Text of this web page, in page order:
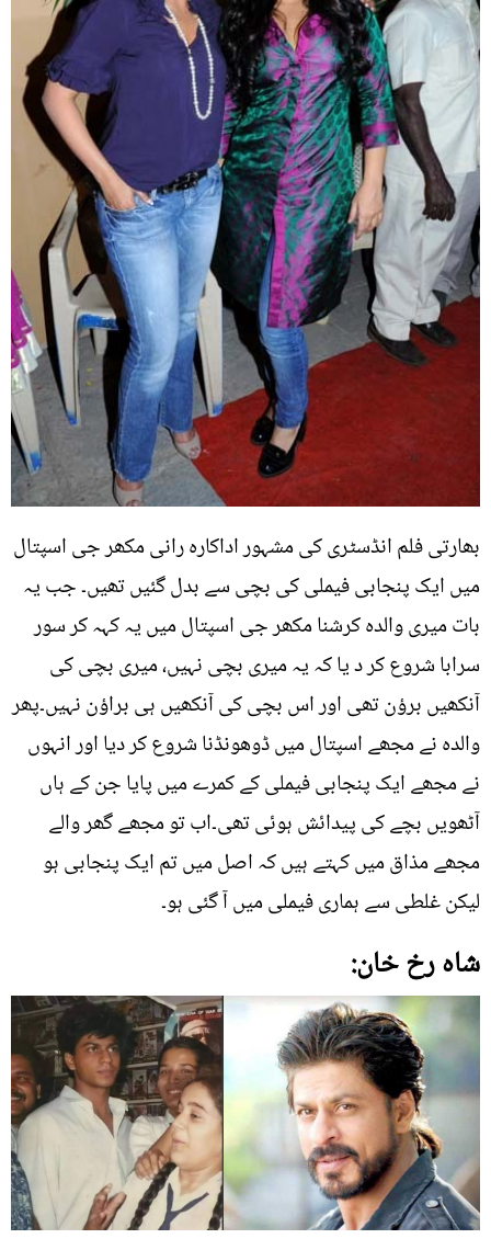
بھارتی فلم انڈسٹری کی مشہور اداکارہ رانی مکھر جی اسپتال
میں ایک پنجابی فیملی کی بچی سے بدل گئیں تھیں۔ جب یہ
بات میری والدہ کرشنا مکھر جی اسپتال میں یہ کہہ کر سور
سرابا شروع کر د یا کہ یہ میری بچی نہیں، میری بچی کی
آنکھیں برؤن تھی اور اس بچی کی آنکھیں ہی براؤن نہیں۔پھر
والدہ نے مجھے اسپتال میں ڈوھونڈنا شروع کر دیا اور انہوں
نے مجھے ایک پنجابی فیملی کے کمرے میں پایا جن کے ہاں
آٹھویں بچے کی پیدائش ہوئی تھی۔اب تو مجھے گھر والے
مجھے مذاق میں کہتے ہیں کہ اصل میں تم ایک پنجابی ہو
لیکن غلطی سے ہماری فیملی میں آ گئی ہو۔
شاہ رخ خان: